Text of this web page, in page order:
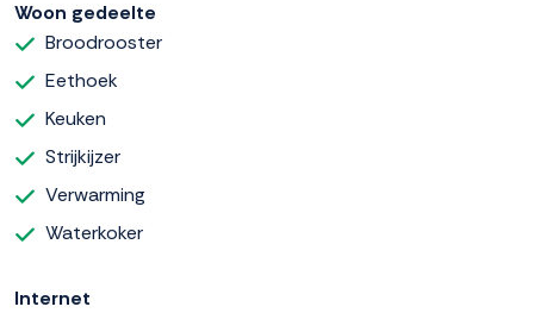
Woon gedeelte
Broodrooster
Eethoek
Keuken
Strijkijzer
Verwarming
Waterkoker
Internet